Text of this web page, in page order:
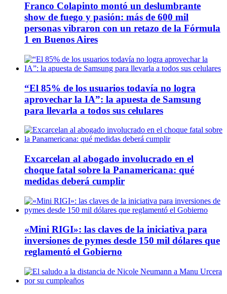
Franco Colapinto montó un deslumbrante
show de fuego y pasión: más de 600 mil
personas vibraron con un retazo de la Fórmula
1 en Buenos Aires
“El 85% de los usuarios todavía no logra
aprovechar la IA”: la apuesta de Samsung
para llevarla a todos sus celulares
Excarcelan al abogado involucrado en el
choque fatal sobre la Panamericana: qué
medidas deberá cumplir
«Mini RIGI»: las claves de la iniciativa para
inversiones de pymes desde 150 mil dólares que
reglamentó el Gobierno